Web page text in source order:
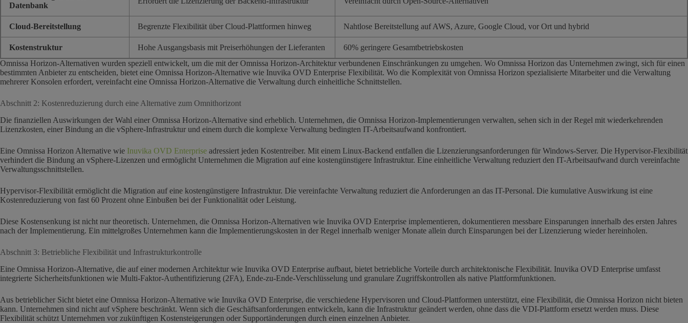
Datenbank
Cloud-Bereitstellung Begrenzte Flexibilität über Cloud-Plattformen hinweg Nahtlose Bereitstellung auf AWS, Azure, Google Cloud, vor Ort und hybrid
Kostenstruktur Hohe Ausgangsbasis mit Preiserhöhungen der Lieferanten
60% geringere Gesamtbetriebskosten
Omnissa Horizon-Alternativen wurden speziell entwickelt, um die mit der Omnissa Horizon-Architektur verbundenen Einschränkungen zu umgehen. Wo Omnissa Horizon das Unternehmen zwingt, sich für einen
bestimmten Anbieter zu entscheiden, bietet eine Omnissa Horizon-Alternative wie Inuvika OVD Enterprise Flexibilität. Wo die Komplexität von Omnissa Horizon spezialisierte Mitarbeiter und die Verwaltung
mehrerer Konsolen erfordert, vereinfacht eine Omnissa Horizon-Alternative die Verwaltung durch einheitliche Schnittstellen.
Abschnitt 2: Kostenreduzierung durch eine Alternative zum Omnithorizont
Die finanziellen Auswirkungen der Wahl einer Omnissa Horizon-Alternative sind erheblich. Unternehmen, die Omnissa Horizon-Implementierungen verwalten, sehen sich in der Regel mit wiederkehrenden
Lizenzkosten, einer Bindung an die vSphere-Infrastruktur und einem durch die komplexe Verwaltung bedingten IT-Arbeitsaufwand konfrontiert.
Eine Omnissa Horizon Alternative wie Inuvika OVD Enterprise adressiert jeden Kostentreiber. Mit einem Linux-Backend entfallen die Lizenzierungsanforderungen für Windows-Server. Die Hypervisor-Flexibilität
verhindert die Bindung an vSphere-Lizenzen und ermöglicht Unternehmen die Migration auf eine kostengünstigere Infrastruktur. Eine einheitliche Verwaltung reduziert den IT-Arbeitsaufwand durch vereinfachte
Verwaltungsschnittstellen.
Hypervisor-Flexibilität ermöglicht die Migration auf eine kostengünstigere Infrastruktur. Die vereinfachte Verwaltung reduziert die Anforderungen an das IT-Personal. Die kumulative Auswirkung ist eine
Kostenreduzierung von fast 60 Prozent ohne Einbußen bei der Funktionalität oder Leistung.
Diese Kostensenkung ist nicht nur theoretisch. Unternehmen, die Omnissa Horizon-Alternativen wie Inuvika OVD Enterprise implementieren, dokumentieren messbare Einsparungen innerhalb des ersten Jahres
nach der Implementierung. Ein mittelgroßes Unternehmen kann die Implementierungskosten in der Regel innerhalb weniger Monate allein durch Einsparungen bei der Lizenzierung wieder hereinholen.
Abschnitt 3: Betriebliche Flexibilität und Infrastrukturkontrolle
Eine Omnissa Horizon-Alternative, die auf einer modernen Architektur wie Inuvika OVD Enterprise aufbaut, bietet betriebliche Vorteile durch architektonische Flexibilität. Inuvika OVD Enterprise umfasst
integrierte Sicherheitsfunktionen wie Multi-Faktor-Authentifizierung (2FA), Ende-zu-Ende-Verschlüsselung und granulare Zugriffskontrollen als native Plattformfunktionen.
Aus betrieblicher Sicht bietet eine Omnissa Horizon-Alternative wie Inuvika OVD Enterprise, die verschiedene Hypervisoren und Cloud-Plattformen unterstützt, eine Flexibilität, die Omnissa Horizon nicht bieten
kann. Unternehmen sind nicht auf vSphere beschränkt. Wenn sich die Geschäftsanforderungen entwickeln, kann die Infrastruktur geändert werden, ohne dass die VDI-Plattform ersetzt werden muss. Diese
Flexibilität schützt Unternehmen vor zukünftigen Kostensteigerungen oder Supportänderungen durch einen einzelnen Anbieter.